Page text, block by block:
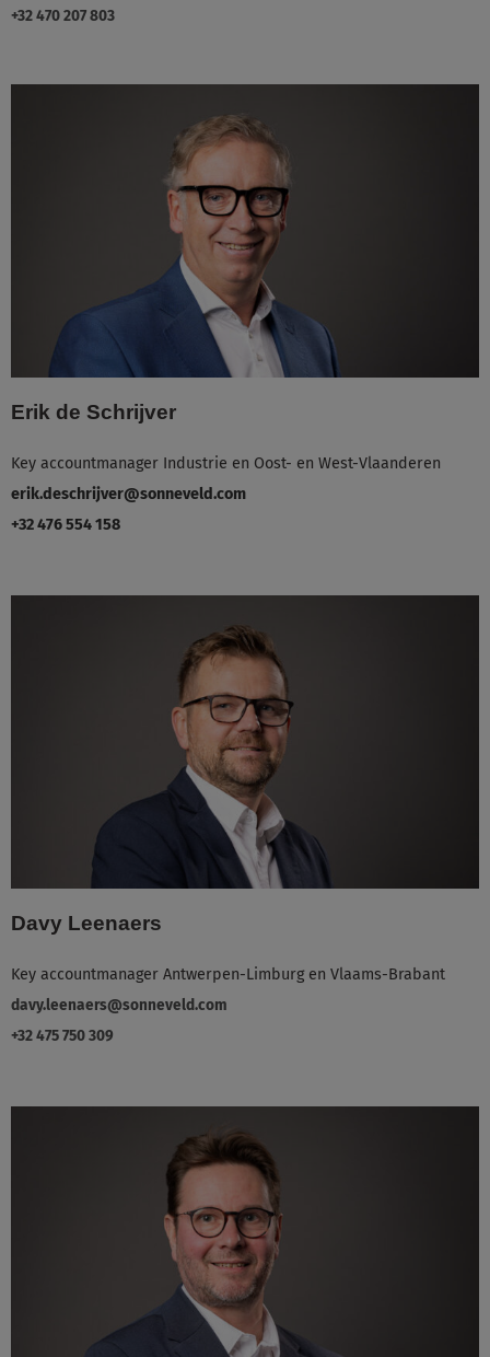
+32 470 207 803
Erik de Schrijver
Key accountmanager Industrie en Oost- en West-Vlaanderen
erik.deschrijver@sonneveld.com
+32 476 554 158
Davy Leenaers
Key accountmanager Antwerpen-Limburg en Vlaams-Brabant
davy.leenaers@sonneveld.com
+32 475 750 309